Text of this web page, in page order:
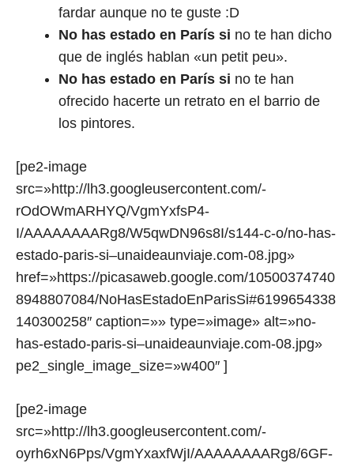
fardar aunque no te guste :D
No has estado en París si no te han dicho
que de inglés hablan «un petit peu».
No has estado en París si no te han
ofrecido hacerte un retrato en el barrio de
los pintores.
[pe2-image
src=»http://lh3.googleusercontent.com/-
rOdOWmARHYQ/VgmYxfsP4-
I/AAAAAAAARg8/W5qwDN96s8I/s144-c-o/no-has-
estado-paris-si–unaideaunviaje.com-08.jpg»
href=»https://picasaweb.google.com/10500374740
8948807084/NoHasEstadoEnParisSi#6199654338
140300258″ caption=»» type=»image» alt=»no-
has-estado-paris-si–unaideaunviaje.com-08.jpg»
pe2_single_image_size=»w400″ ]
[pe2-image
src=»http://lh3.googleusercontent.com/-
oyrh6xN6Pps/VgmYxaxfWjI/AAAAAAAARg8/6GF-